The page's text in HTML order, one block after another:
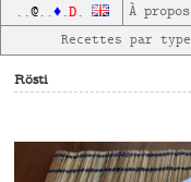
..@..♦.D. À propos
Recettes par type
Rösti